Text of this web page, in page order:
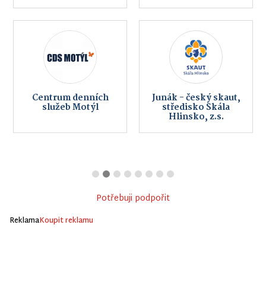
Centrum denních
služeb Motýl
Junák - český skaut,
středisko Skála
Hlinsko, z.s.
Potřebuji podpořit
ReklamaKoupit reklamu